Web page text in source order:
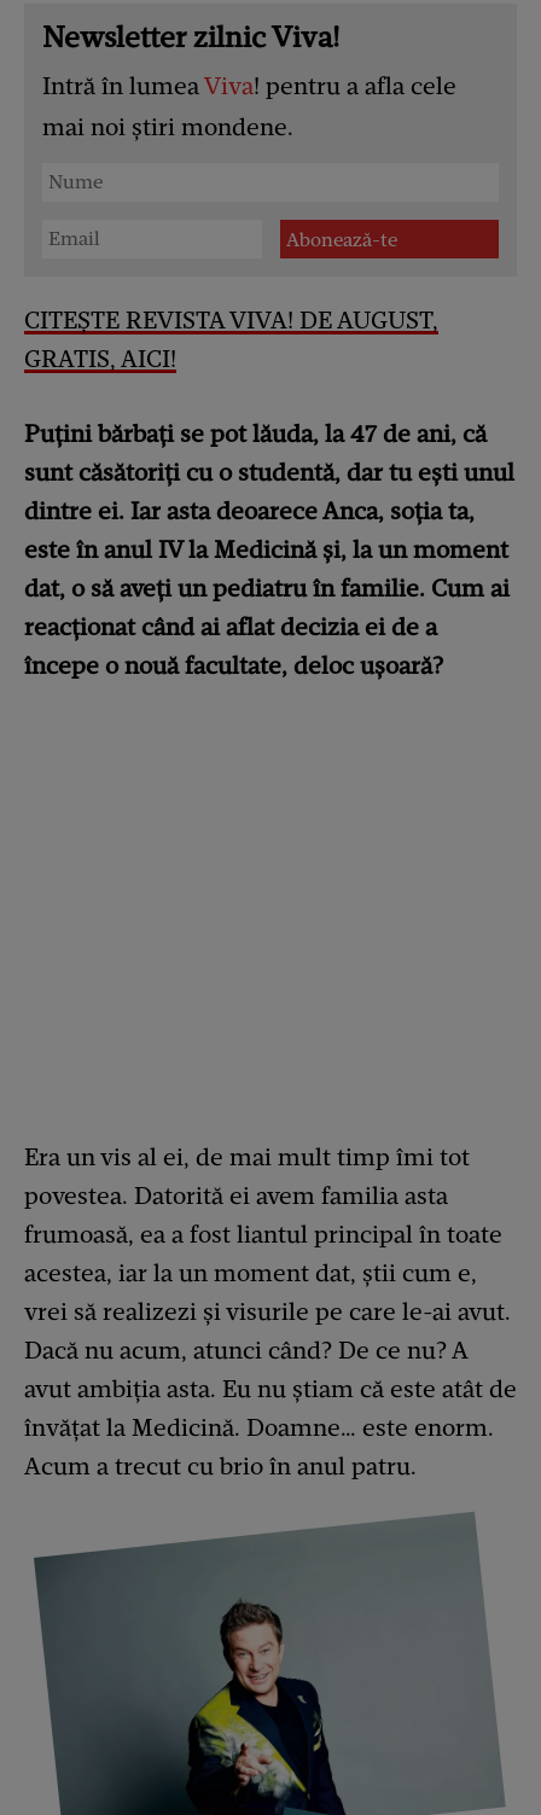
Newsletter zilnic Viva!
Intră în lumeaViva! pentru a afla cele
mai noi știri mondene.
CITEȘTE REVISTA VIVA! DE AUGUST,
GRATIS, AICI!
Puțini bărbați se pot lăuda, la 47 de ani, că
sunt căsătoriți cu o studentă, dar tu ești unul
dintre ei. Iar asta deoarece Anca, soția ta,
este în anul IV la Medicină și, la un moment
dat, o să aveți un pediatru în familie. Cum ai
reacționat când ai aflat decizia ei de a
începe o nouă facultate, deloc ușoară?
Era un vis al ei, de mai mult timp îmi tot
povestea. Datorită ei avem familia asta
frumoasă, ea a fost liantul principal în toate
acestea, iar la un moment dat, știi cum e,
vrei să realizezi și visurile pe care le-ai avut.
Dacă nu acum, atunci când? De ce nu? A
avut ambiția asta. Eu nu știam că este atât de
învățat la Medicină. Doamne… este enorm.
Acum a trecut cu brio în anul patru.